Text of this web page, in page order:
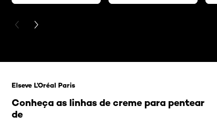
importante
PREVIOUS CARD
NEXT CARD
Conheça as linhas de creme para pentear
de
Elseve L’Oréal Paris